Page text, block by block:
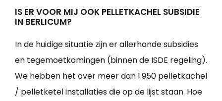
IS ER VOOR MIJ OOK PELLETKACHEL SUBSIDIE
IN BERLICUM?
In de huidige situatie zijn er allerhande subsidies
en tegemoetkomingen (binnen de ISDE regeling).
We hebben het over meer dan 1.950 pelletkachel
/ pelletketel installaties die op de lijst staan. Hoe